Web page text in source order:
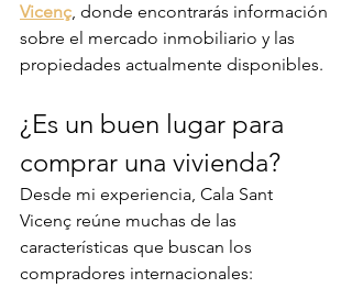
Vicenç, donde encontrarás información
sobre el mercado inmobiliario y las
propiedades actualmente disponibles.
¿Es un buen lugar para
comprar una vivienda?
Desde mi experiencia, Cala Sant
Vicenç reúne muchas de las
características que buscan los
compradores internacionales: